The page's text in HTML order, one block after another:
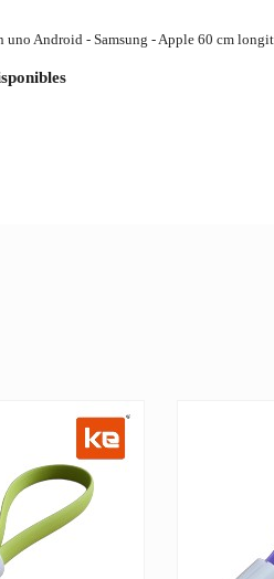
uno Android - Samsung - Apple 60 cm